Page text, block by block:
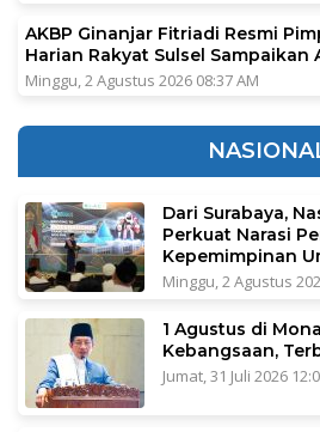
AKBP Ginanjar Fitriadi Resmi
Harian Rakyat Sulsel Sampaikan
Minggu, 2 Agustus 2026 08:37 AM
Dari Surabaya,
Perkuat Narasi
Kepemimpinan
Minggu, 2 Agustus
1 Agustus di
Kebangsaan,
Jumat, 31 Juli 2026